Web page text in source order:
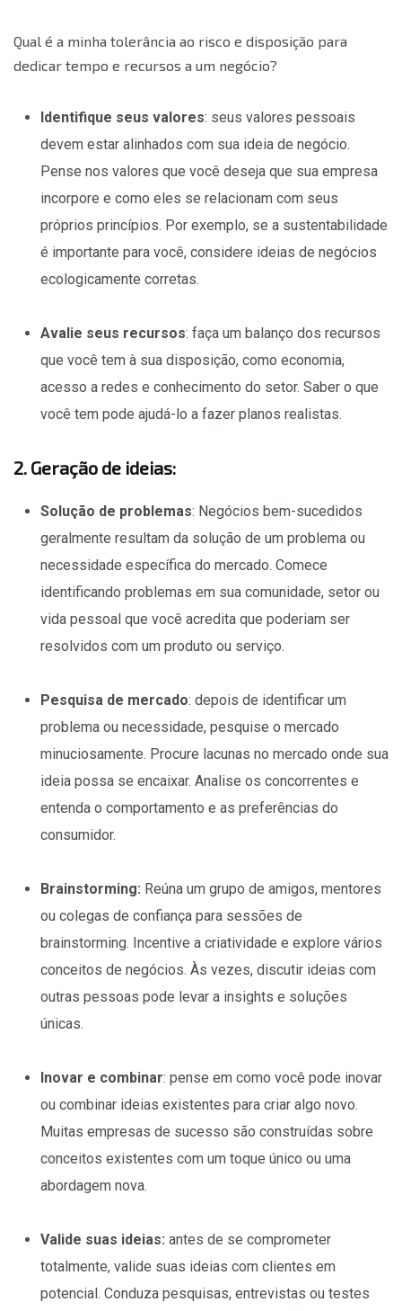
Qual é a minha tolerância ao risco e disposição para
dedicar tempo e recursos a um negócio?
Identifique seus valores: seus valores pessoais
devem estar alinhados com sua ideia de negócio.
Pense nos valores que você deseja que sua empresa
incorpore e como eles se relacionam com seus
próprios princípios. Por exemplo, se a sustentabilidade
é importante para você, considere ideias de negócios
ecologicamente corretas.
Avalie seus recursos: faça um balanço dos recursos
que você tem à sua disposição, como economia,
acesso a redes e conhecimento do setor. Saber o que
você tem pode ajudá-lo a fazer planos realistas.
2. Geração de ideias:
Solução de problemas: Negócios bem-sucedidos
geralmente resultam da solução de um problema ou
necessidade específica do mercado. Comece
identificando problemas em sua comunidade, setor ou
vida pessoal que você acredita que poderiam ser
resolvidos com um produto ou serviço.
Pesquisa de mercado: depois de identificar um
problema ou necessidade, pesquise o mercado
minuciosamente. Procure lacunas no mercado onde sua
ideia possa se encaixar. Analise os concorrentes e
entenda o comportamento e as preferências do
consumidor.
Brainstorming: Reúna um grupo de amigos, mentores
ou colegas de confiança para sessões de
brainstorming. Incentive a criatividade e explore vários
conceitos de negócios. Às vezes, discutir ideias com
outras pessoas pode levar a insights e soluções
únicas.
Inovar e combinar: pense em como você pode inovar
ou combinar ideias existentes para criar algo novo.
Muitas empresas de sucesso são construídas sobre
conceitos existentes com um toque único ou uma
abordagem nova.
Valide suas ideias: antes de se comprometer
totalmente, valide suas ideias com clientes em
potencial. Conduza pesquisas, entrevistas ou testes